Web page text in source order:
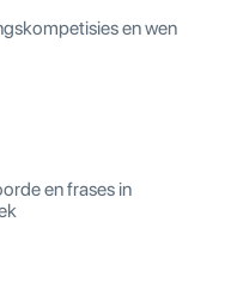
en wen
en frases in